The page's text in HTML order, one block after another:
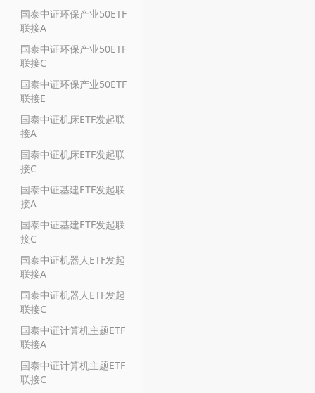
国泰中证环保产业50ETF
联接A
国泰中证环保产业50ETF
联接C
国泰中证环保产业50ETF
联接E
国泰中证机床ETF发起联
接A
国泰中证机床ETF发起联
接C
国泰中证基建ETF发起联
接A
国泰中证基建ETF发起联
接C
国泰中证机器人ETF发起
联接A
国泰中证机器人ETF发起
联接C
国泰中证计算机主题ETF
联接A
国泰中证计算机主题ETF
联接C